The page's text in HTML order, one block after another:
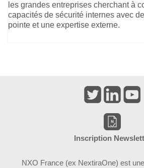
les grandes entreprises cherchant à
capacités de sécurité internes avec
pointe et une expertise externe.
Inscription
NXO France (ex NextiraOne) est